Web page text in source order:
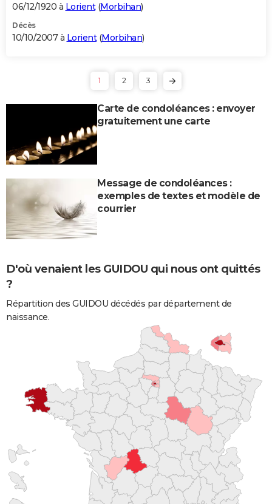
06/12/1920 à Lorient(Morbihan)
Décès
10/10/2007 à Lorient(Morbihan)
1 2 3
Carte de condoléances : envoyer
gratuitement une carte
Message de condoléances :
exemples de textes et modèle de
courrier
D'où venaient les GUIDOU qui nous ont quittés
?
Répartition des GUIDOU décédés par département de
naissance.